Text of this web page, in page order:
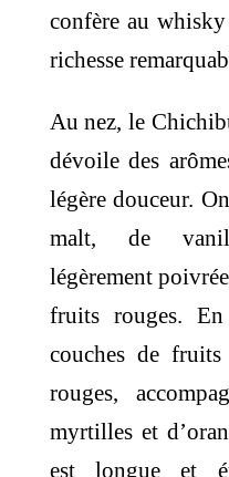
confère au
richesse
Au nez, le
dévoile des
légère douceur.
malt, de
légèrement
fruits rouges.
couches de
rouges,
myrtilles et
est longue et